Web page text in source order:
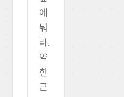
에
둬
라.
약
한
근